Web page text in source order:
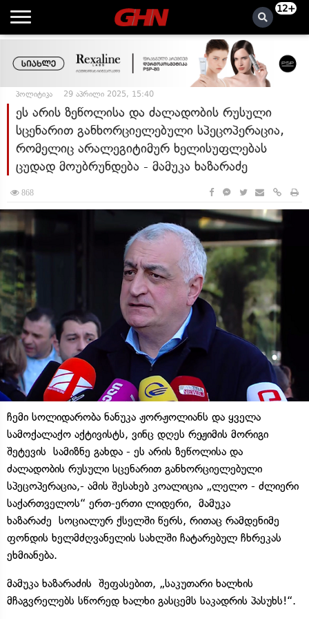
12+
პოლიტიკა 29 აპრილი 2025, 15:40
ეს არის ზეწოლისა და ძალადობის რუსული
სცენარით განხორციელებული სპეცოპერაცია,
რომელიც არალეგიტიმურ ხელისუფლებას
ცუდად მოუბრუნდება - მამუკა ხაზარაძე
868
ჩემი სოლიდარობა ნანუკა ჟორჟოლიანს და ყველა
სამოქალაქო აქტივისტს, ვინც დღეს რეჟიმის მორიგი
შეტევის სამიზნე გახდა - ეს არის ზეწოლისა და
ძალადობის რუსული სცენარით განხორციელებული
სპეცოპერაცია,- ამის შესახებ კოალიცია „ლელო - ძლიერი
საქართველოს“ ერთ-ერთი ლიდერი, მამუკა
ხაზარაძე სოციალურ ქსელში წერს, რითაც რამდენიმე
ფონდის ხელმძღვანელის სახლში ჩატარებულ ჩხრეკას
ეხმიანება.
მამუკა ხაზარაძის შეფასებით, „საკუთარი ხალხის
მჩაგვრელებს სწორედ ხალხი გასცემს საკადრის პასუხს!“.